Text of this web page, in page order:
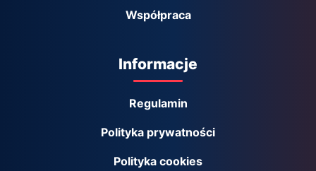
Współpraca
Informacje
Regulamin
Polityka prywatności
Polityka cookies